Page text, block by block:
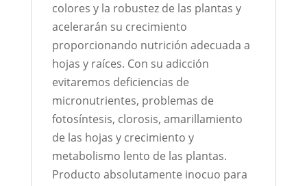
colores y la robustez de las plantas y
acelerarán su crecimiento
proporcionando nutrición adecuada a
hojas y raíces. Con su adicción
evitaremos deficiencias de
micronutrientes, problemas de
fotosíntesis, clorosis, amarillamiento
de las hojas y crecimiento y
metabolismo lento de las plantas.
Producto absolutamente inocuo para